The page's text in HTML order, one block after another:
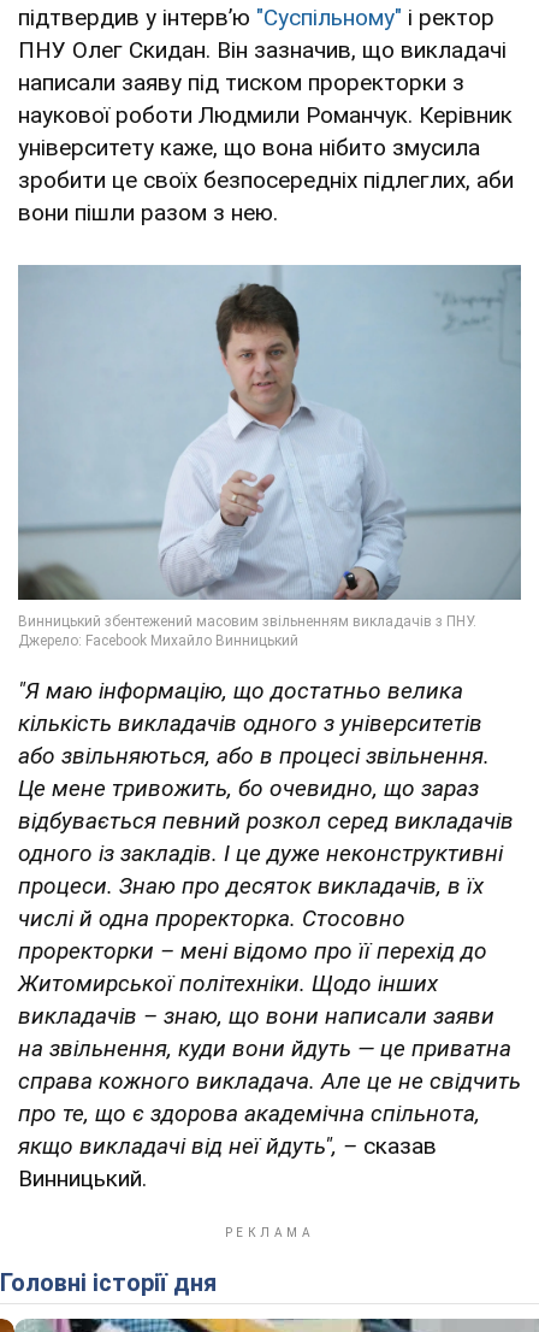
підтвердив у інтервʼю "Суспільному" і ректор
ПНУ Олег Скидан. Він зазначив, що викладачі
написали заяву під тиском проректорки з
наукової роботи Людмили Романчук. Керівник
університету каже, що вона нібито змусила
зробити це своїх безпосередніх підлеглих, аби
вони пішли разом з нею.
"Я маю інформацію, що достатньо велика
кількість викладачів одного з університетів
або звільняються, або в процесі звільнення.
Це мене тривожить, бо очевидно, що зараз
відбувається певний розкол серед викладачів
одного із закладів. І це дуже неконструктивні
процеси. Знаю про десяток викладачів, в їх
числі й одна проректорка. Стосовно
проректорки – мені відомо про її перехід до
Житомирської політехніки. Щодо інших
викладачів – знаю, що вони написали заяви
на звільнення, куди вони йдуть — це приватна
справа кожного викладача. Але це не свідчить
про те, що є здорова академічна спільнота,
якщо викладачі від неї йдуть", – сказав
Винницький.
Головні історії дня